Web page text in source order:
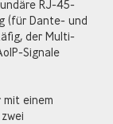
RJ-45-
(für Dante- und
der Multi-
Signale
einem